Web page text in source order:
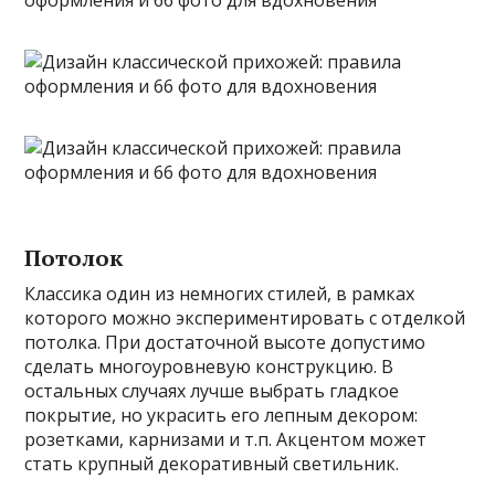
Потолок
Классика один из немногих стилей, в рамках
которого можно экспериментировать с отделкой
потолка. При достаточной высоте допустимо
сделать многоуровневую конструкцию. В
остальных случаях лучше выбрать гладкое
покрытие, но украсить его лепным декором:
розетками, карнизами и т.п. Акцентом может
стать крупный декоративный светильник.